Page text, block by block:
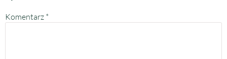
Komentarz *